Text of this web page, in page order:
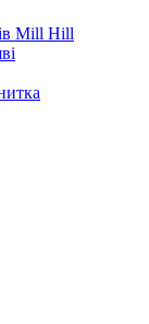
Mill Hill